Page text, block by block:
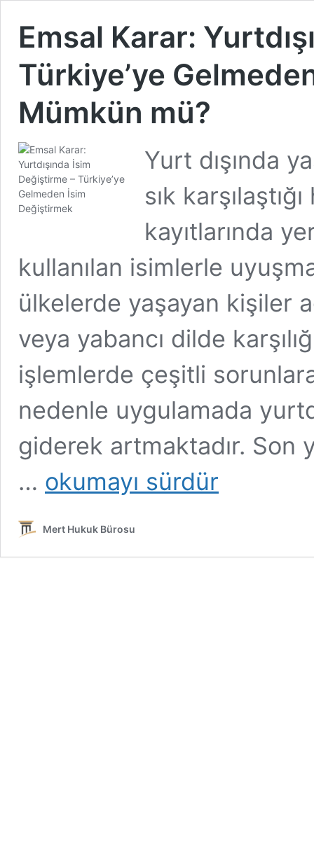
Emsal Karar:
Türkiye’ye
Mümkün mü?
Yurt dışında
sık
kayıtlarında
kullanılan isimlerle
ülkelerde yaşayan kişiler
veya yabancı dilde
işlemlerde çeşitli
nedenle uygulamada
giderek artmaktadır. Son
…
Emsal
Karar:
Değiştirme
Türkiye’ye
okumayı sürdür
Mert Hukuk Bürosu